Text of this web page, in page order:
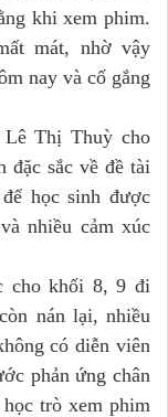
khi xem phim.
mát, nhờ vậy
nay và cố gắng
Lê Thị Thuỳ cho
đặc sắc về đề tài
học sinh được
nhiều cảm xúc
cho khối 8, 9 đi
nán lại, nhiều
có diễn viên
phản ứng chân
trò xem phim